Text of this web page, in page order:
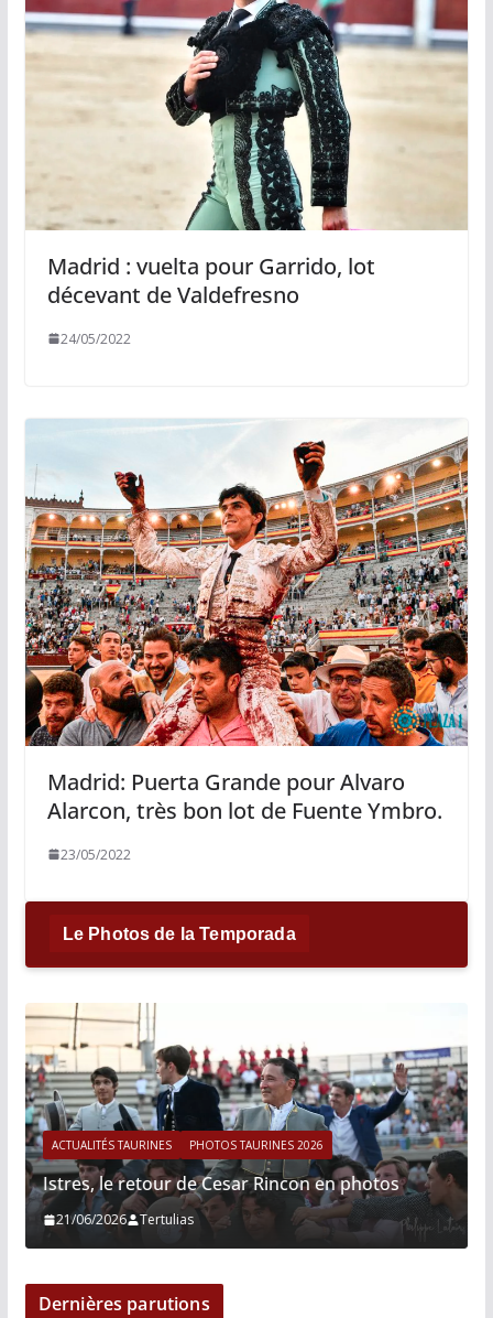
Madrid : vuelta pour Garrido, lot
décevant de Valdefresno
24/05/2022
Madrid: Puerta Grande pour Alvaro
Alarcon, très bon lot de Fuente Ymbro.
23/05/2022
Le Photos de la Temporada
ACTUALITÉS TAURINES PHOTOS TAURINES 2026
Istres, le retour de Cesar Rincon en photos
21/06/2026 Tertulias
Dernières parutions